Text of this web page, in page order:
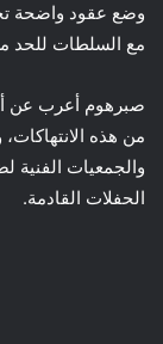
وضع عقود واضحة
مع السلطات للحد
صبرهوم أعرب عن
من هذه
والجمعيات
الحفلات القادمة.